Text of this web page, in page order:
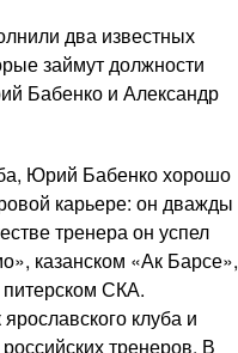
два известных
займут должности
Бабенко и Александр
Юрий Бабенко хорошо
карьере: он дважды
тренера он успел
казанском «Ак Барсе»,
СКА.
клуба и
тренеров. В